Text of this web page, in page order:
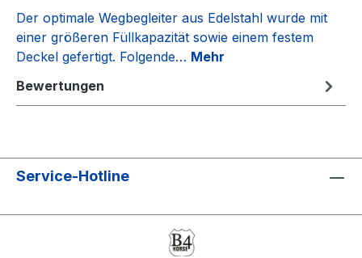
Der optimale Wegbegleiter aus Edelstahl wurde mit
einer größeren Füllkapazität sowie einem festem
Deckel gefertigt. Folgende… Mehr
Bewertungen
Service-Hotline